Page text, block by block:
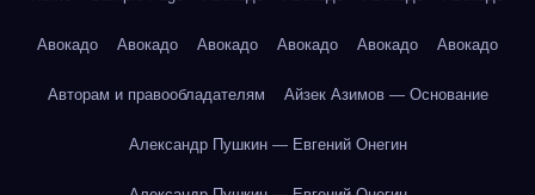
Авокадо Авокадо Авокадо Авокадо Авокадо Авокадо
Авторам и правообладателям Айзек Азимов — Основание
Александр Пушкин — Евгений Онегин